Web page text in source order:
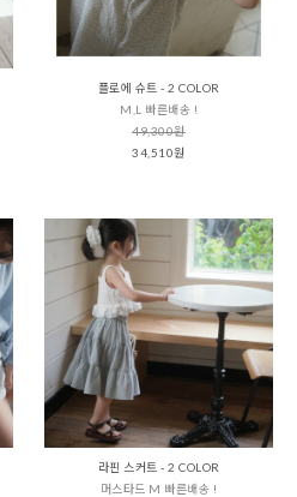
플로에 슈트 - 2 COLOR
M,L 빠른배송 !
49,300원
34,510원
라핀 스커트 - 2 COLOR
머스타드 M 빠른배송 !